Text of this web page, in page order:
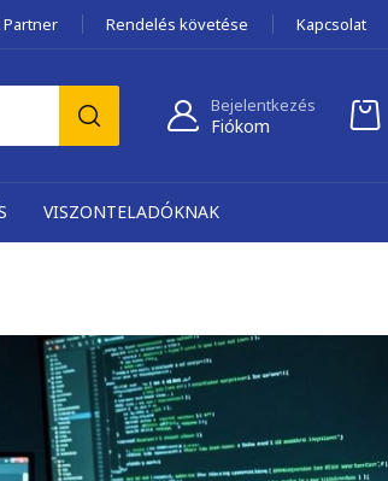
Rendelés követése Kapcsolat
Bejelentkezés
Fiókom
VISZONTELADÓKNAK